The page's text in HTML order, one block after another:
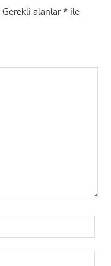
Gerekli alanlar*ile